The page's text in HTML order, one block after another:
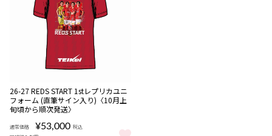
期間限定
受注
商品
08/06 18:00〜08/16
22:00
26-27 REDS START 1stレプリカユニ
フォーム (直筆サイン入り)〈10月上
旬頃から順次発送〉
通常価格 ¥53,000 税込